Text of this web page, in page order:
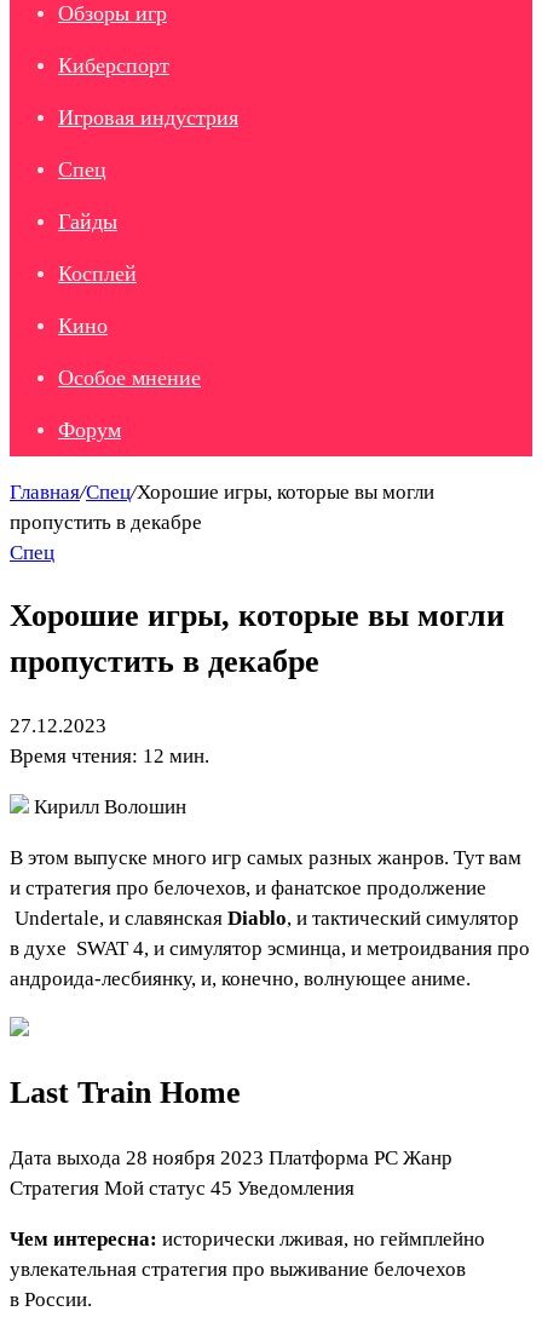
Обзоры игр
Киберспорт
Игровая индустрия
Спец
Гайды
Косплей
Кино
Особое мнение
Форум
Главная/Спец/Хорошие игры, которые вы могли
пропустить в декабре
Спец
Хорошие игры, которые вы могли
пропустить в декабре
27.12.2023
Время чтения: 12 мин.
Кирилл Волошин
В этом выпуске много игр самых разных жанров. Тут вам
и стратегия про белочехов, и фанатское продолжение
Undertale, и славянская Diablo, и тактический симулятор
в духе SWAT 4, и симулятор эсминца, и метроидвания про
андроида-лесбиянку, и, конечно, волнующее аниме.
Last Train Home
Дата выхода 28 ноября 2023 Платформа PC Жанр
Стратегия Мой статус 45 Уведомления
Чем интересна: исторически лживая, но геймплейно
увлекательная стратегия про выживание белочехов
в России.